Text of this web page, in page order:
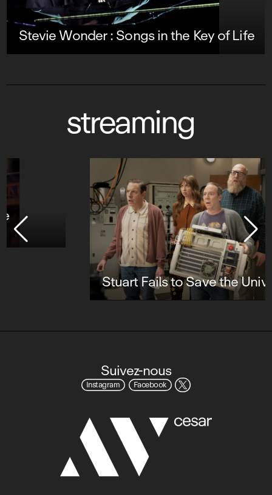
Stevie Wonder : Songs in the Key of Life
streaming
Stuart Fails to Save the Universe
Suivez-nous
Instagram Facebook